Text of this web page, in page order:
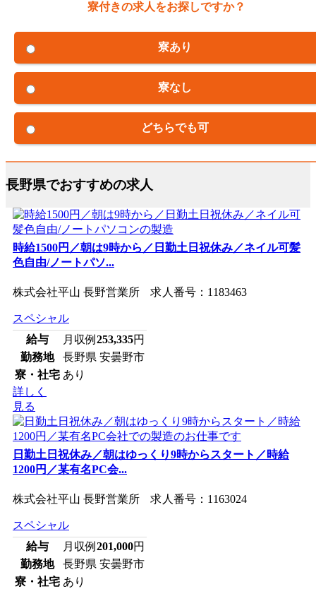
寮付きの求人をお探しですか？
寮あり
寮なし
どちらでも可
長野県でおすすめの求人
時給1500円／朝は9時から／日勤土日祝休み／ネイル可髪
色自由/ノートパソ...
株式会社平山 長野営業所 求人番号：1183463
スペシャル
給与
月収例 253,335円
勤務地
長野県 安曇野市
寮・社宅 あり
詳しく
見る
日勤土日祝休み／朝はゆっくり9時からスタート／時給
1200円／某有名PC会...
株式会社平山 長野営業所 求人番号：1163024
スペシャル
給与
月収例 201,000円
勤務地
長野県 安曇野市
寮・社宅 あり